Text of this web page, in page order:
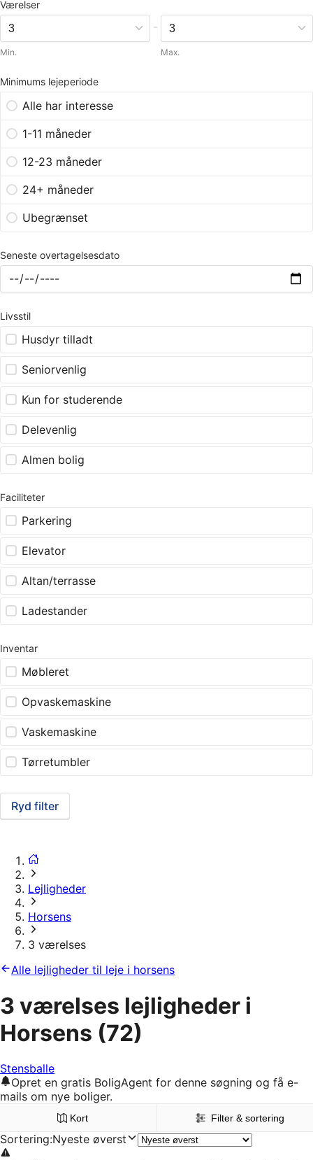
Værelser
Min.
-
Max.
Minimums lejeperiode
Alle har interesse
1-11 måneder
12-23 måneder
24+ måneder
Ubegrænset
Seneste overtagelsesdato
Livsstil
Husdyr tilladt
Seniorvenlig
Kun for studerende
Delevenlig
Almen bolig
Faciliteter
Parkering
Elevator
Altan/terrasse
Ladestander
Inventar
Møbleret
Opvaskemaskine
Vaskemaskine
Tørretumbler
Ryd filter
Lejligheder
Horsens
3 værelses
Alle lejligheder til leje i horsens
3 værelses lejligheder i
Horsens (72)
Stensballe
Opret en gratis BoligAgent for denne søgning og få e-
mails om nye boliger.
Kort Filter & sortering
Sortering:Nyeste øverst